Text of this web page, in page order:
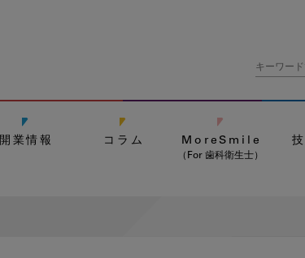
開業情報 コラム MoreSmile
（For 歯科衛生士）